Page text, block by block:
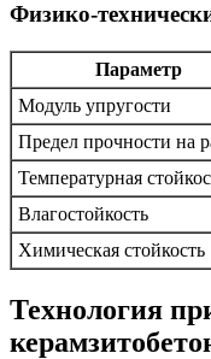
Физико-
Параметр
Модуль упругости
Предел прочности на
Температурная
Влагостойкость
Химическая стойкость
Технология